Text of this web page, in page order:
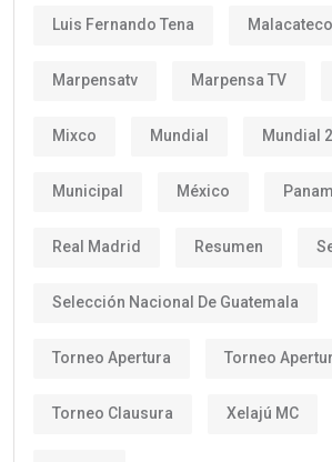
Luis Fernando Tena Malacateco
Marpensatv Marpensa TV
Mixco Mundial Mundial
Municipal México
Real Madrid Resumen
Selección Nacional De Guatemala
Torneo Apertura Torneo
Torneo Clausura Xelajú MC